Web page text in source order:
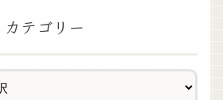
カテゴリー